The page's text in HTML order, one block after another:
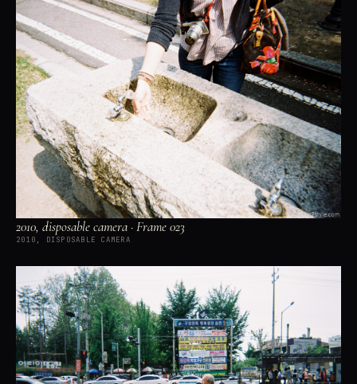
2010, disposable camera · Frame 023
2010, DISPOSABLE CAMERA